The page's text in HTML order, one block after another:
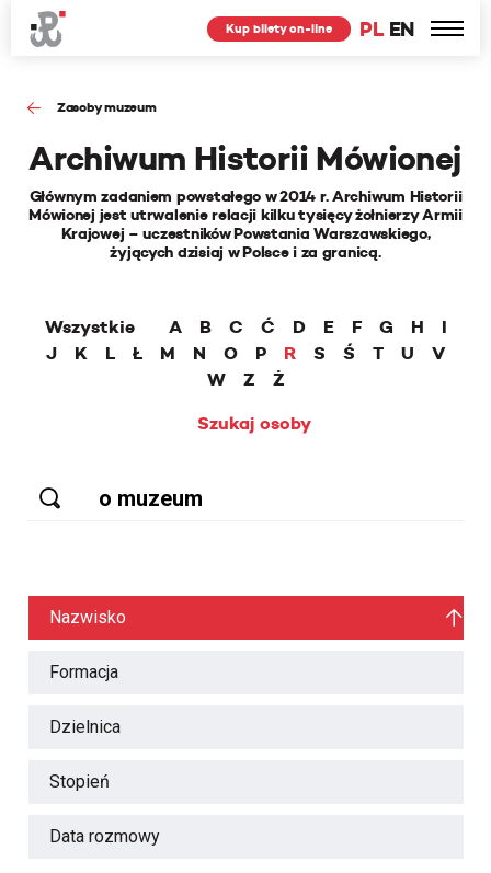
PL EN
Kup bilety on-line
Zasoby muzeum
Archiwum Historii Mówionej
Głównym zadaniem powstałego w 2014 r. Archiwum Historii
Mówionej jest utrwalenie relacji kilku tysięcy żołnierzy Armii
Krajowej – uczestników Powstania Warszawskiego,
żyjących dzisiaj w Polsce i za granicą.
Wszystkie A B C Ć D E F G H
I
J
K L Ł M N O P R S Ś T U
V
W
Z
Ż
Szukaj osoby
Nazwisko
Formacja
Dzielnica
Stopień
Data rozmowy